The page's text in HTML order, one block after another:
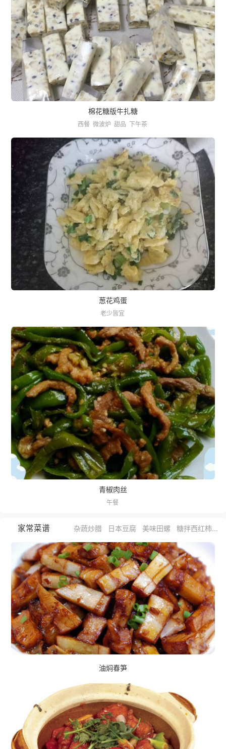
棉花糖版牛扎糖
西餐 微波炉 甜品 下午茶
葱花鸡蛋
老少皆宜
青椒肉丝
午餐
家常菜谱 杂蔬炒腊 日本豆腐 美味田螺 糖拌西红柿
油焖春笋